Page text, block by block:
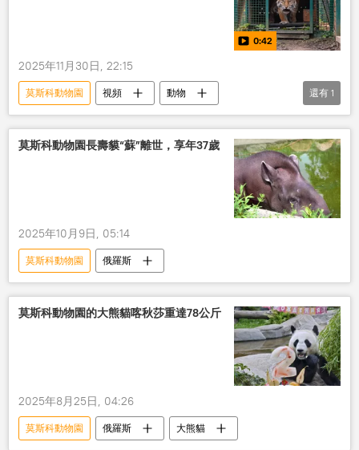
0:42
2025年11月30日, 22:15
莫斯科動物園 視頻
動物
阿穆爾虎
俄羅斯
還有 1
莫斯科動物園長壽貘“蘇”離世，享年37歲
2025年10月9日, 05:14
莫斯科動物園 俄羅斯
莫斯科動物園的大熊貓喀秋莎重達78公斤
2025年8月25日, 04:26
莫斯科動物園 俄羅斯 大熊貓